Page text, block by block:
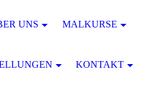
UNS MALKURSE
KONTAKT